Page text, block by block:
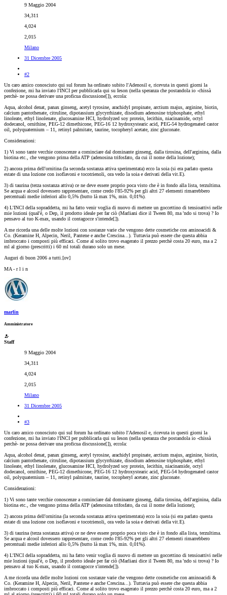
9 Maggio 2004
34,311
4,024
2,015
Milano
31 Dicembre 2005
#2
Un caro amico conosciuto qui sul forum ha ordinato subito l'Adenosil e, ricevuta in questi giorni la
confezione, mi ha inviato l'INCI per pubblicarla qui su Ieson (nella speranza che postandola io -chissà
perchè- ne possa derivare una proficua discussione[]), eccola:
Aqua, alcohol denat, panax ginseng, acetyl tyrosine, arachidyl propinate, arctium majus, arginine, biotin,
calcium pantothenate, citruline, dipotassium glycyrrhizate, disodium adenosine triphosphate, ethyl
linoleate, ethyl linolenate, glucosamine HCI, hydrolyzed soy protein, lecithin, niacinamide, octyl
dodecanol, ornithine, PEG-12 dimethicone, PEG-16 12 hydroxystearic acid, PEG-54 hydrogenated castor
oil, polyquaternium – 11, retinyl palmitate, taurine, tocopheryl acetate, zinc gluconate.
Considerazioni:
1) Vi sono tante vecchie conoscenze a cominciare dal dominante ginseng, dalla tirosina, dell'arginina, dalla
biotina etc., che vengono prima della ATP (adenosina trifosfato, da cui il nome della lozione);
2) ancora prima dell'ornitina (la seconda sostanza attiva sperimentata) ecco la soia (si era parlato questa
estate di una lozione con isoflavoni e tocotrienoli, ora vedo la soia e derivati della vit.E).
3) di taurina (terza sostanza attiva) ce ne deve essere proprio poca visto che è in fondo alla lista, terzultima.
Se acqua e alcool dovessero rappresentare, come credo l'85-92% per gli altri 27 elementi rimarrebbero
percentuali medie inferiori allo 0,5% (butto là max 1%, min. 0,01%).
4) L'INCI della sopraddetta, mi ha fatto venir voglia di nuovo di mettere un goccettino di tensioattivi nelle
mie lozioni (qual'è, o Dep, il prodotto ideale per far ciò (Marliani dice il Tween 80, ma 'ndo si trova) ? Io
pensavo al tuo K-max, usando il contagocce s'intende[]).
A me ricorda una delle molte lozioni con sostanze varie che vengono dette cosmetiche con aminoacidi &
Co. (Keramine H, Alpecin, Neril, Pantene e anche Crescina...). Tuttavia può essere che questa abbia
imbroccato i composti più efficaci. Come al solito trovo esagerato il prezzo perchè costa 20 euro, ma a 2
ml al giorno (prescritti) i 60 ml totali durano solo un mese.
Auguri di buon 2006 a tutti.[ov]
MA - r l i n
marlin
Amministratore
Staff
9 Maggio 2004
34,311
4,024
2,015
Milano
31 Dicembre 2005
#3
Un caro amico conosciuto qui sul forum ha ordinato subito l'Adenosil e, ricevuta in questi giorni la
confezione, mi ha inviato l'INCI per pubblicarla qui su Ieson (nella speranza che postandola io -chissà
perchè- ne possa derivare una proficua discussione[]), eccola:
Aqua, alcohol denat, panax ginseng, acetyl tyrosine, arachidyl propinate, arctium majus, arginine, biotin,
calcium pantothenate, citruline, dipotassium glycyrrhizate, disodium adenosine triphosphate, ethyl
linoleate, ethyl linolenate, glucosamine HCI, hydrolyzed soy protein, lecithin, niacinamide, octyl
dodecanol, ornithine, PEG-12 dimethicone, PEG-16 12 hydroxystearic acid, PEG-54 hydrogenated castor
oil, polyquaternium – 11, retinyl palmitate, taurine, tocopheryl acetate, zinc gluconate.
Considerazioni:
1) Vi sono tante vecchie conoscenze a cominciare dal dominante ginseng, dalla tirosina, dell'arginina, dalla
biotina etc., che vengono prima della ATP (adenosina trifosfato, da cui il nome della lozione);
2) ancora prima dell'ornitina (la seconda sostanza attiva sperimentata) ecco la soia (si era parlato questa
estate di una lozione con isoflavoni e tocotrienoli, ora vedo la soia e derivati della vit.E).
3) di taurina (terza sostanza attiva) ce ne deve essere proprio poca visto che è in fondo alla lista, terzultima.
Se acqua e alcool dovessero rappresentare, come credo l'85-92% per gli altri 27 elementi rimarrebbero
percentuali medie inferiori allo 0,5% (butto là max 1%, min. 0,01%).
4) L'INCI della sopraddetta, mi ha fatto venir voglia di nuovo di mettere un goccettino di tensioattivi nelle
mie lozioni (qual'è, o Dep, il prodotto ideale per far ciò (Marliani dice il Tween 80, ma 'ndo si trova) ? Io
pensavo al tuo K-max, usando il contagocce s'intende[]).
A me ricorda una delle molte lozioni con sostanze varie che vengono dette cosmetiche con aminoacidi &
Co. (Keramine H, Alpecin, Neril, Pantene e anche Crescina...). Tuttavia può essere che questa abbia
imbroccato i composti più efficaci. Come al solito trovo esagerato il prezzo perchè costa 20 euro, ma a 2